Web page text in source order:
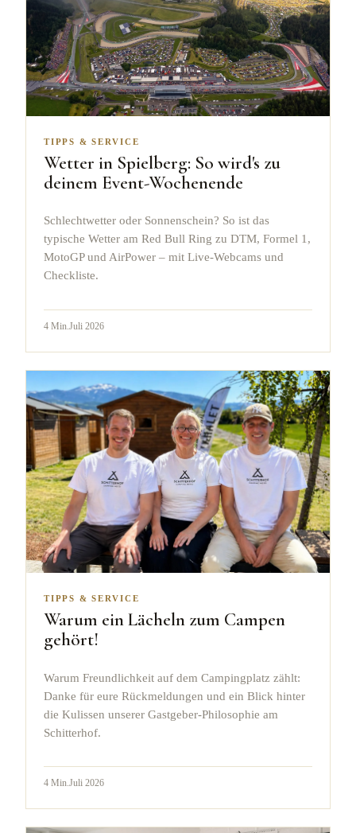
TIPPS & SERVICE
Wetter in Spielberg: So wird's zu
deinem Event-Wochenende
Schlechtwetter oder Sonnenschein? So ist das
typische Wetter am Red Bull Ring zu DTM, Formel 1,
MotoGP und AirPower – mit Live-Webcams und
Checkliste.
4 Min. Juli 2026
TIPPS & SERVICE
Warum ein Lächeln zum Campen
gehört!
Warum Freundlichkeit auf dem Campingplatz zählt:
Danke für eure Rückmeldungen und ein Blick hinter
die Kulissen unserer Gastgeber-Philosophie am
Schitterhof.
4 Min.Juli 2026